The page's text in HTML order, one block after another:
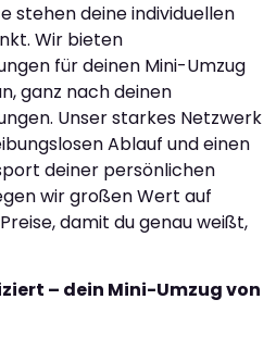
stehen deine individuellen
Wir bieten
für deinen Mini-Umzug
ganz nach deinen
Unser starkes Netzwerk
Ablauf und einen
deiner persönlichen
wir großen Wert auf
damit du genau weißt,
– dein Mini-Umzug von